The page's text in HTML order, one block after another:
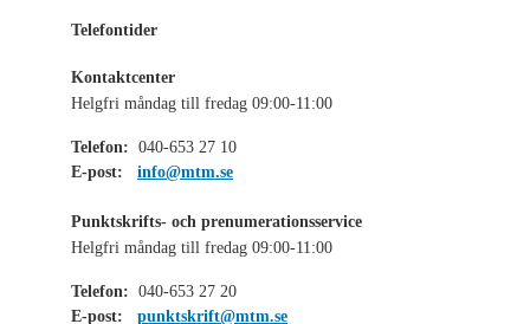
Telefontider
Kontaktcenter
Helgfri måndag till fredag 09:00-11:00
Telefon: 040-653 27 10
E-post:
info@mtm.se
Punktskrifts- och prenumerationsservice
Helgfri måndag till fredag 09:00-11:00
Telefon: 040-653 27 20
E-post:
punktskrift@mtm.se